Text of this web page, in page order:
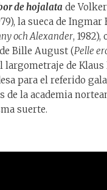
de hojalata de
la sueca de Ingmar
och Alexander, 1982),
Bille August (Pelle
largometraje de Klaus
para el referido
la academia
suerte.